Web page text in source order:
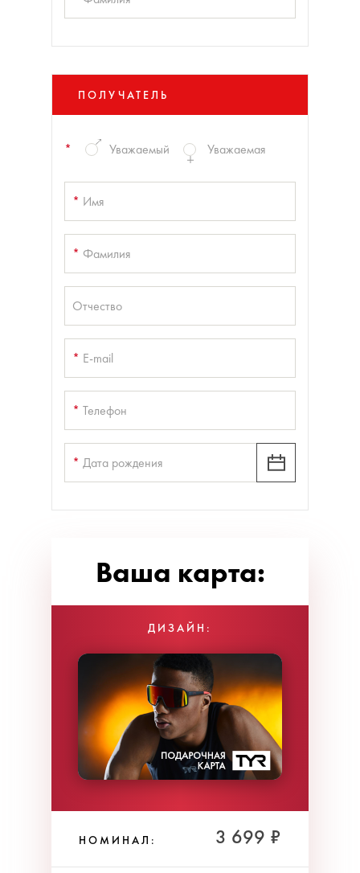
ПОЛУЧАТЕЛЬ
* Уважаемый Уважаемая
* Имя
* Фамилия
Отчество
* E-mail
* Телефон
* Дата рождения
Ваша карта:
ДИЗАЙН:
НОМИНАЛ: 3 699 ₽